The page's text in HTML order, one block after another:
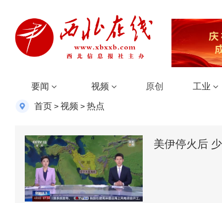
要闻 视频 原创 工业
首页 > 视频 > 热点
美伊停火后